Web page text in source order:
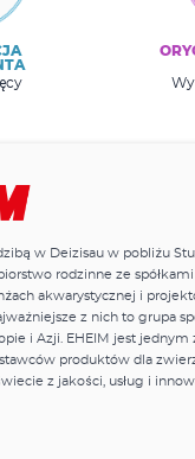
w Deizisau w pobliżu
rodzinne ze
akwarystycznej i
z nich to grupa
i Azji. EHEIM jest jednym
produktów dla
z jakości, usług i